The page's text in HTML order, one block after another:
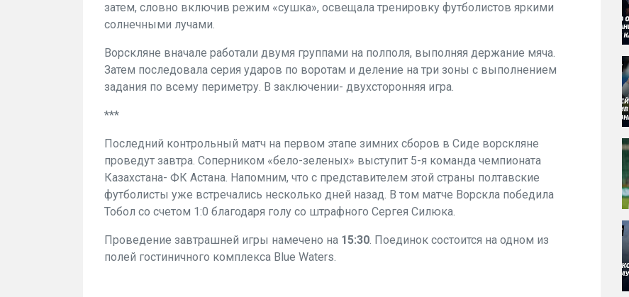
затем, словно включив режим «сушка», освещала тренировку футболистов яркими
солнечными лучами.
Ворскляне вначале работали двумя группами на полполя, выполняя держание мяча.
Затем последовала серия ударов по воротам и деление на три зоны с выполнением
задания по всему периметру. В заключении- двухсторонняя игра.
***
Последний контрольный матч на первом этапе зимних сборов в Сиде ворскляне
проведут завтра. Соперником «бело-зеленых» выступит 5-я команда чемпионата
Казахстана- ФК Астана. Напомним, что с представителем этой страны полтавские
футболисты уже встречались несколько дней назад. В том матче Ворскла победила
Тобол со счетом 1:0 благодаря голу со штрафного Сергея Силюка.
Проведение завтрашней игры намечено на 15:30. Поединок состоится на одном из
полей гостиничного комплекса Blue Waters.